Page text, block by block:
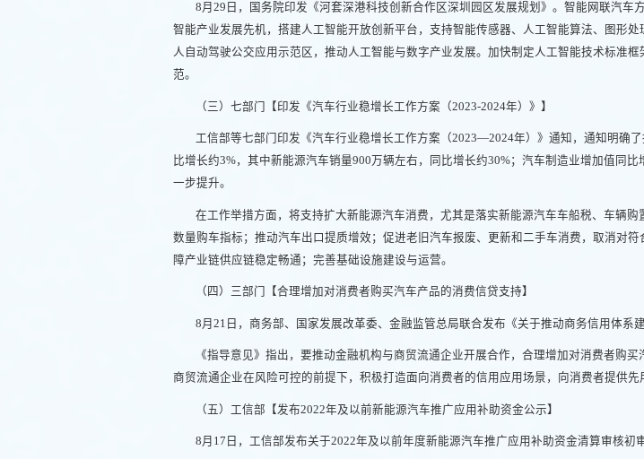
8月29日，国务院印发《河套深港科技创新合作区深圳园区发展规划》。智能网联汽
智能产业发展先机，搭建人工智能开放创新平台，支持智能传感器、人工智能算法、图形
人自动驾驶公交应用示范区，推动人工智能与数字产业发展。加快制定人工智能技术标准
范。
（三）七部门【印发《汽车行业稳增长工作方案（2023-2024年）》】
工信部等七部门印发《汽车行业稳增长工作方案（2023—2024年）》通知，通知明确
比增长约3%，其中新能源汽车销量900万辆左右，同比增长约30%；汽车制造业增加值同
一步提升。
在工作举措方面，将支持扩大新能源汽车消费，尤其是落实新能源汽车车船税、车辆
数量购车指标；推动汽车出口提质增效；促进老旧汽车报废、更新和二手车消费，取消对
障产业链供应链稳定畅通；完善基础设施建设与运营。
（四）三部门【合理增加对消费者购买汽车产品的消费信贷支持】
8月21日，商务部、国家发展改革委、金融监管总局联合发布《关于推动商务信用体系
《指导意见》指出，要推动金融机构与商贸流通企业开展合作，合理增加对消费者购
商贸流通企业在风险可控的前提下，积极打造面向消费者的信用应用场景，向消费者提供先
（五）工信部【发布2022年及以前新能源汽车推广应用补助资金公示】
8月17日，工信部发布关于2022年及以前年度新能源汽车推广应用补助资金清算审核初